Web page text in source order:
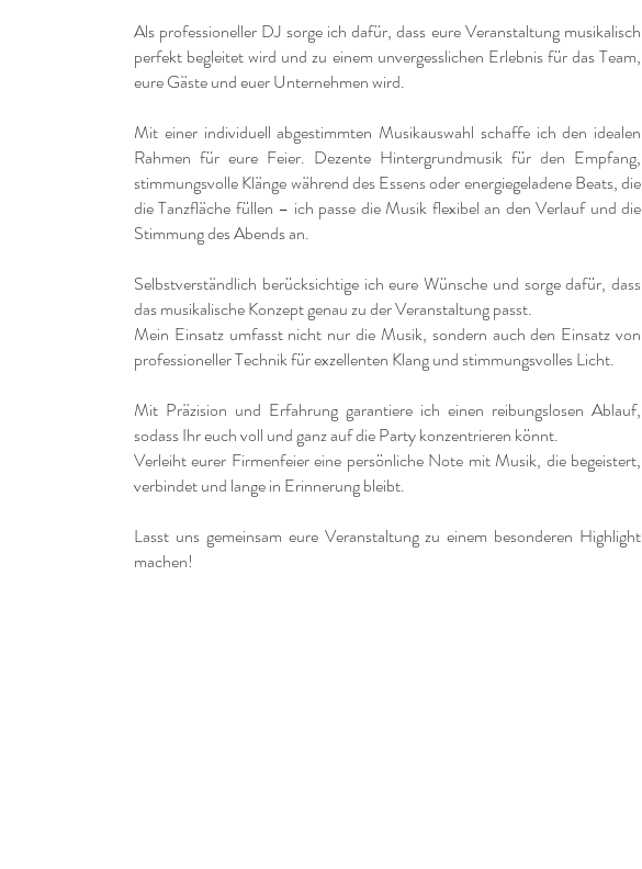
Als professioneller DJ sorge ich dafür, dass eure Veranstaltung musikalisch
perfekt begleitet wird und zu einem unvergesslichen Erlebnis für das Team,
eure Gäste und euer Unternehmen wird.
Mit einer individuell abgestimmten Musikauswahl schaffe ich den idealen
Rahmen für eure Feier. Dezente Hintergrundmusik für den Empfang,
stimmungsvolle Klänge während des Essens oder energiegeladene Beats, die
die Tanzfläche füllen – ich passe die Musik flexibel an den Verlauf und die
Stimmung des Abends an.
Selbstverständlich berücksichtige ich eure Wünsche und sorge dafür, dass
das musikalische Konzept genau zu der Veranstaltung passt.
Mein Einsatz umfasst nicht nur die Musik, sondern auch den Einsatz von
professioneller Technik für exzellenten Klang und stimmungsvolles Licht.
Mit Präzision und Erfahrung garantiere ich einen reibungslosen Ablauf,
sodass Ihr euch voll und ganz auf die Party konzentrieren könnt.
Verleiht eurer Firmenfeier eine persönliche Note mit Musik, die begeistert,
verbindet und lange in Erinnerung bleibt.
Lasst uns gemeinsam eure Veranstaltung zu einem besonderen Highlight
machen!